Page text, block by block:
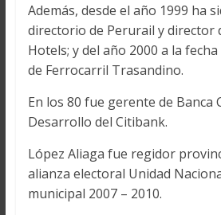
Además, desde el año 1999 ha
directorio de Perurail y director
Hotels; y del año 2000 a la
de Ferrocarril Trasandino.
En los 80 fue gerente de Banca
Desarrollo del Citibank.
López Aliaga fue regidor
alianza electoral Unidad
municipal 2007 – 2010.